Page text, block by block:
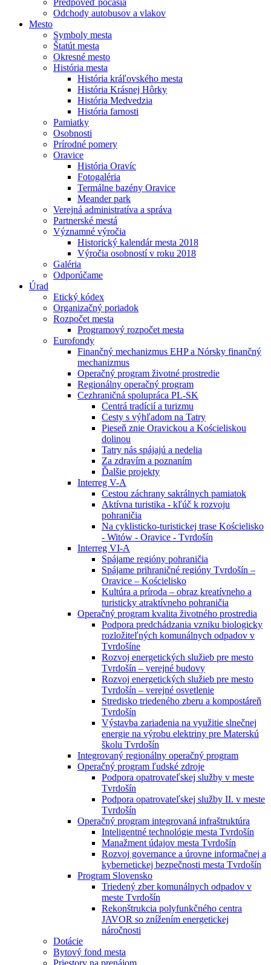
Predpoveď počasia
Odchody autobusov a vlakov
Mesto
Symboly mesta
Štatút mesta
Okresné mesto
História mesta
História kráľovského mesta
História Krásnej Hôrky
História Medvedzia
História farnosti
Pamiatky
Osobnosti
Prírodné pomery
Oravice
História Oravíc
Fotogaléria
Termálne bazény Oravice
Meander park
Verejná administratíva a správa
Partnerské mestá
Významné výročia
Historický kalendár mesta 2018
Výročia osobností v roku 2018
Galéria
Odporúčame
Úrad
Etický kódex
Organizačný poriadok
Rozpočet mesta
Programový rozpočet mesta
Eurofondy
Finančný mechanizmus EHP a Nórsky finančný
mechanizmus
Operačný program životné prostredie
Regionálny operačný program
Cezhraničná spolupráca PL-SK
Centrá tradícií a turizmu
Cesty s výhľadom na Tatry
Pieseň znie Oravickou a Kościeliskou
dolinou
Tatry nás spájajú a nedelia
Za zdravím a poznaním
Ďalšie projekty
Interreg V-A
Cestou záchrany sakrálnych pamiatok
Aktívna turistika - kľúč k rozvoju
pohraničia
Na cyklisticko-turistickej trase Kościelisko
- Witów - Oravice - Tvrdošín
Interreg VI-A
Spájame regióny pohraničia
Spájame prihraničné regióny Tvrdošín –
Oravice – Kościelisko
Kultúra a príroda – obraz kreatívneho a
turisticky atraktívneho pohraničia
Operačný program kvalita životného prostredia
Podpora predchádzania vzniku biologicky
rozložiteľných komunálnych odpadov v
Tvrdošíne
Rozvoj energetických služieb pre mesto
Tvrdošín – verejné budovy
Rozvoj energetických služieb pre mesto
Tvrdošín – verejné osvetlenie
Stredisko triedeného zberu a kompostáreň
Tvrdošín
Výstavba zariadenia na využitie slnečnej
energie na výrobu elektriny pre Materskú
školu Tvrdošín
Integrovaný regionálny operačný program
Operačný program ľudské zdroje
Podpora opatrovateľskej služby v meste
Tvrdošín
Podpora opatrovateľskej služby II. v meste
Tvrdošín
Operačný program integrovaná infraštruktúra
Inteligentné technológie mesta Tvrdošín
Manažment údajov mesta Tvrdošín
Rozvoj governance a úrovne informačnej a
kybernetickej bezpečnosti mesta Tvrdošín
Program Slovensko
Triedený zber komunálnych odpadov v
meste Tvrdošín
Rekonštrukcia polyfunkčného centra
JAVOR so znížením energetickej
náročnosti
Dotácie
Bytový fond mesta
Priestory na prenájom